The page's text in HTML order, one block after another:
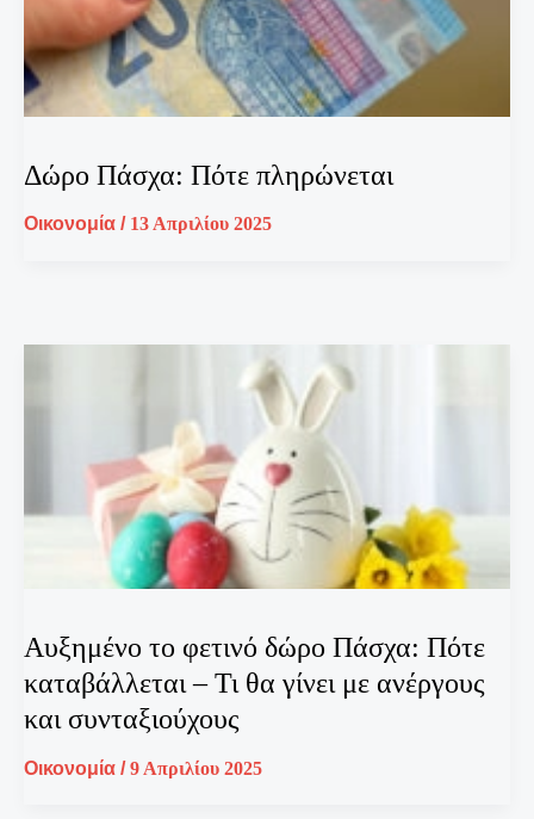
Δώρο Πάσχα: Πότε πληρώνεται
Οικονομία / 13 Απριλίου 2025
Αυξημένο το φετινό δώρο Πάσχα: Πότε
καταβάλλεται – Τι θα γίνει με ανέργους
και συνταξιούχους
Οικονομία /9 Απριλίου 2025